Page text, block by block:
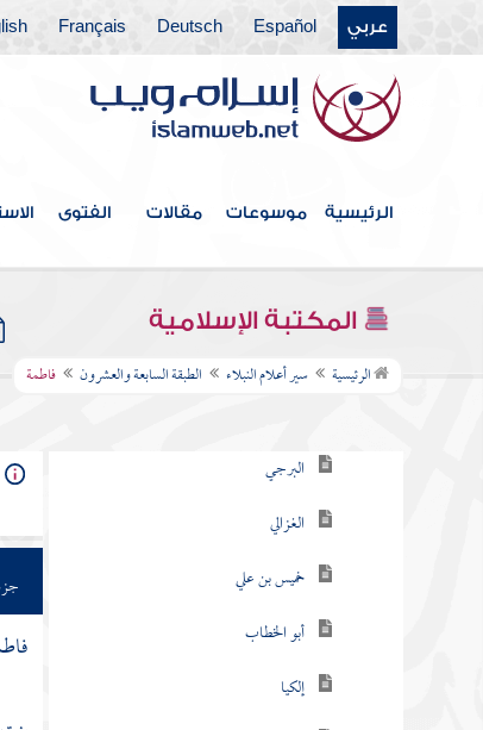
عربي Español
Deutsch
Français
الرئيسية موسوعات مقالات الفتوى
المكتبة الإسلامية
الرئيسية سير أعلام النبلاء الطبقة السابعة والعشرون فاطمة
الطبقة الحادية والعشرون
الطبقة الثانية والعشرون
الطبقة الثالثة والعشرون
الطبقة الرابعة والعشرون
الطبقة الخامسة والعشرون
الطبقة السادسة والعشرون
الطبقة السابعة والعشرون
البرجي
الغزالي
خميس بن علي
أبو الخطاب
إلكيا